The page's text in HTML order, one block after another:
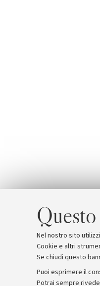
Nel nostro sito
Cookie e altri
Se chiudi questo
Puoi esprimere il
Potrai sempre